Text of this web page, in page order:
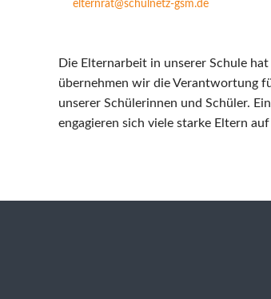
elternrat@schulnetz-gsm.de
Die Elternarbeit in unserer Schule
übernehmen wir die Verantwortung
unserer Schülerinnen und Schüler.
engagieren sich viele starke Eltern